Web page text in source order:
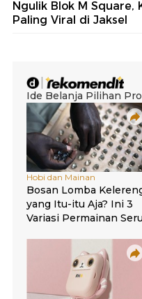
Ngulik Blok M Square,
Paling Viral di Jaksel